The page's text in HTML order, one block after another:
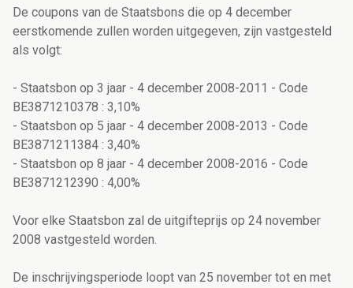
De coupons van de Staatsbons die op 4 december
eerstkomende zullen worden uitgegeven, zijn vastgesteld
als volgt:
- Staatsbon op 3 jaar - 4 december 2008-2011 - Code
BE3871210378 : 3,10%
- Staatsbon op 5 jaar - 4 december 2008-2013 - Code
BE3871211384 : 3,40%
- Staatsbon op 8 jaar - 4 december 2008-2016 - Code
BE3871212390 : 4,00%
Voor elke Staatsbon zal de uitgifteprijs op 24 november
2008 vastgesteld worden.
De inschrijvingsperiode loopt van 25 november tot en met